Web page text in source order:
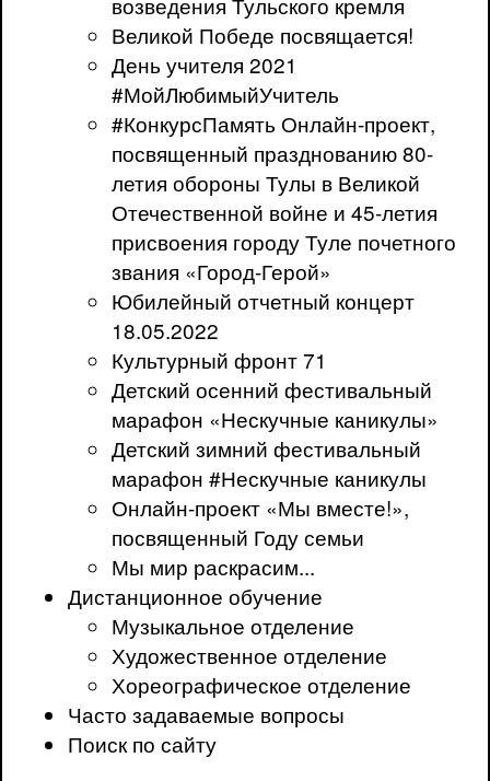
Великой Победе посвящается!
День учителя 2021
#МойЛюбимыйУчитель
#КонкурсПамять Онлайн-проект,
посвященный празднованию 80-
летия обороны Тулы в Великой
Отечественной войне и 45-летия
присвоения городу Туле почетного
звания «Город-Герой»
Юбилейный отчетный концерт
18.05.2022
Культурный фронт 71
Детский осенний фестивальный
марафон «Нескучные каникулы»
Детский зимний фестивальный
марафон #Нескучные каникулы
Онлайн-проект «Мы вместе!»,
посвященный Году семьи
Мы мир раскрасим...
Дистанционное обучение
Музыкальное отделение
Художественное отделение
Хореографическое отделение
Часто задаваемые вопросы
Поиск по сайту